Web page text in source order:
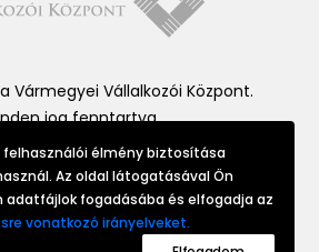
Vármegyei Vállalkozói Központ.
jog fenntartva
made by
felhasználói élmény biztosítása
Az oldal látogatásával Ön
adatfájlok fogadásába és elfogadja az
vonatkozó irányelveket.